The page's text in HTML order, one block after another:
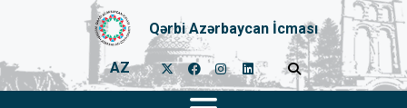
Qərbi Azərbaycan İcması
AZ